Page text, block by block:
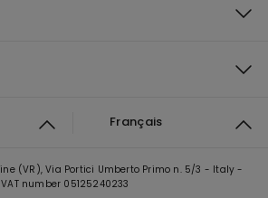
Français
(VR), Via Portici Umberto Primo n. 5/3 - Italy -
VAT number 05125240233